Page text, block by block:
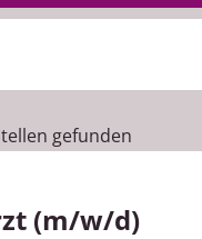
Diplomarbeit
gefunden
(m/w/d)